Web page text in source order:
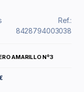
Ref.:
8428794003038
AMARILLO Nº3